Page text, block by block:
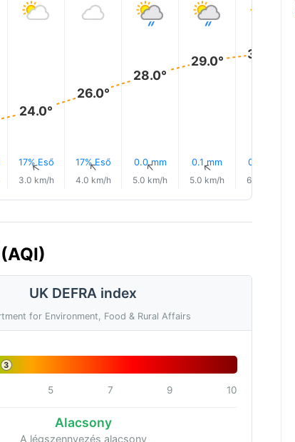
24.0°
17% Eső
↑
3.0 km/h
26.0°
17% Eső
↑
4.0 km/h
28.0°
0.0 mm
↑
5.0 km/h
29.0°
0.1 mm
↑
5.0 km/h
30.0°
0.0 mm
6.0 km/h
UK DEFRA index
for Environment, Food & Rural Affairs
3
5 7 9 10
Alacsony
A légszennyezés alacsony